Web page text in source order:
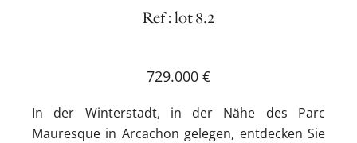
Ref : lot 8.2
729.000 €
In der Winterstadt, in der Nähe des Parc
Mauresque in Arcachon gelegen, entdecken Sie